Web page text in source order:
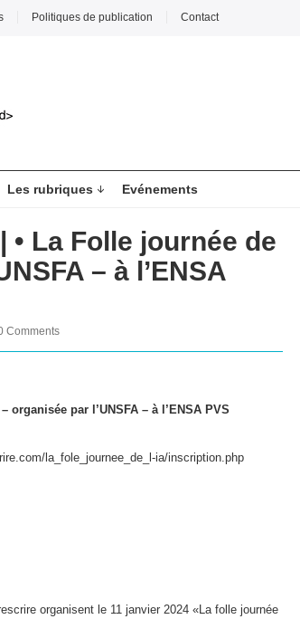
Politiques de publication Contact
Les rubriques Evénements
• La Folle journée de
– à l’ENSA
Comments
organisée par l’UNSFA – à l’ENSA PVS
la_fole_journee_de_l-ia/inscription.php
organisent le 11 janvier 2024 «La folle journée